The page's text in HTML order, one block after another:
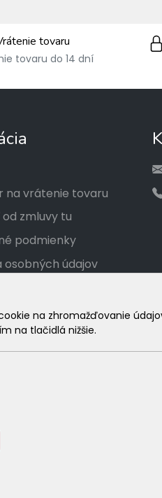
tovaru
tovaru do 14 dní
na zhromažďovanie
na tlačidlá nižšie.
na vrátenie tovaru
zmluvy tu
podmienky
osobných údajov
poriadok